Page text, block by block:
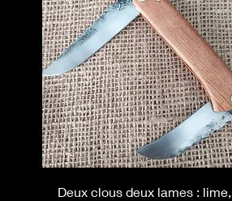
Deux clous deux lames : lime,